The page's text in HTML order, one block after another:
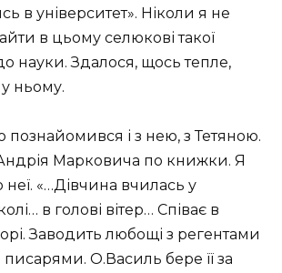
в університет». Ніколи я не
в цьому селюкові такої
науки. Здалося, щось тепле,
ньому.
познайомився і з нею, з Тетяною.
Марковича по книжки. Я
неї. «…Дівчина вчилась у
в голові вітер… Співає в
Заводить любощі з регентами
писарями. О.Василь бере її за